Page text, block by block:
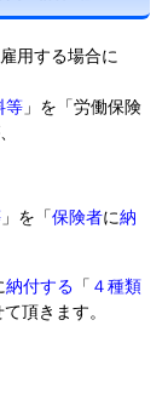
用する場合に
等 」を「労働保険
」を「保険者に納
納付する 「 ４種類
頂きます。